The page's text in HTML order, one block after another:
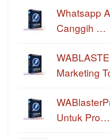
Whatsapp
Canggih …
Marketing
Untuk Pro…